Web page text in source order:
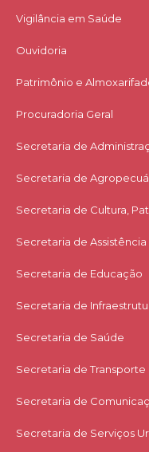
Vigilância em Saúde
Ouvidoria
Patrimônio e
Procuradoria Geral
Secretaria de
Secretaria de
Secretaria de Cultura,
Secretaria de Assistência
Secretaria de Educação
Secretaria de
Secretaria de Saúde
Secretaria de Transporte
Secretaria de
Secretaria de Serviços